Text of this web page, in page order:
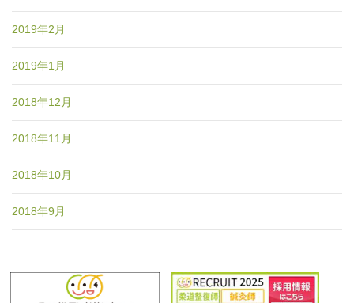
2019年2月
2019年1月
2018年12月
2018年11月
2018年10月
2018年9月